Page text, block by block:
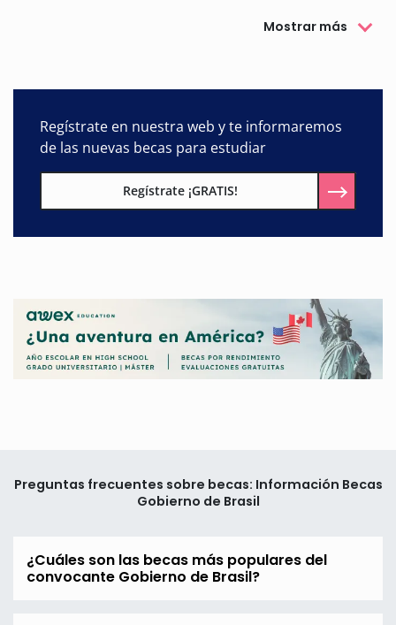
Mostrar más
Regístrate en nuestra web y te informaremos
de las nuevas becas para estudiar
Regístrate ¡GRATIS!
Preguntas frecuentes sobre becas: Información Becas
Gobierno de Brasil
¿Cuáles son las becas más populares del
convocante Gobierno de Brasil?